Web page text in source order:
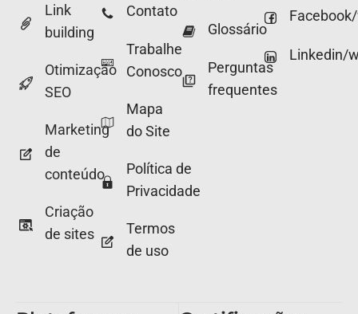
Link
building
Otimização
SEO
Marketing
de
conteúdo
Criação
de sites
Contato
Trabalhe
Conosco
Mapa
do Site
Política de
Privacidade
Termos
de uso
Glossário
Perguntas
frequentes
Linkedin/